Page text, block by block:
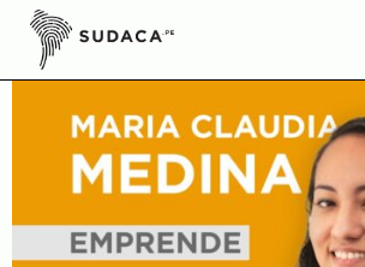
Skip
content